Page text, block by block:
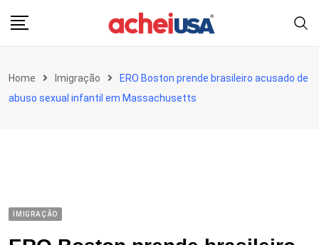
Home Imigração
ERO Boston prende brasileiro acusado de
abuso sexual infantil em Massachusetts
IMIGRAÇÃO